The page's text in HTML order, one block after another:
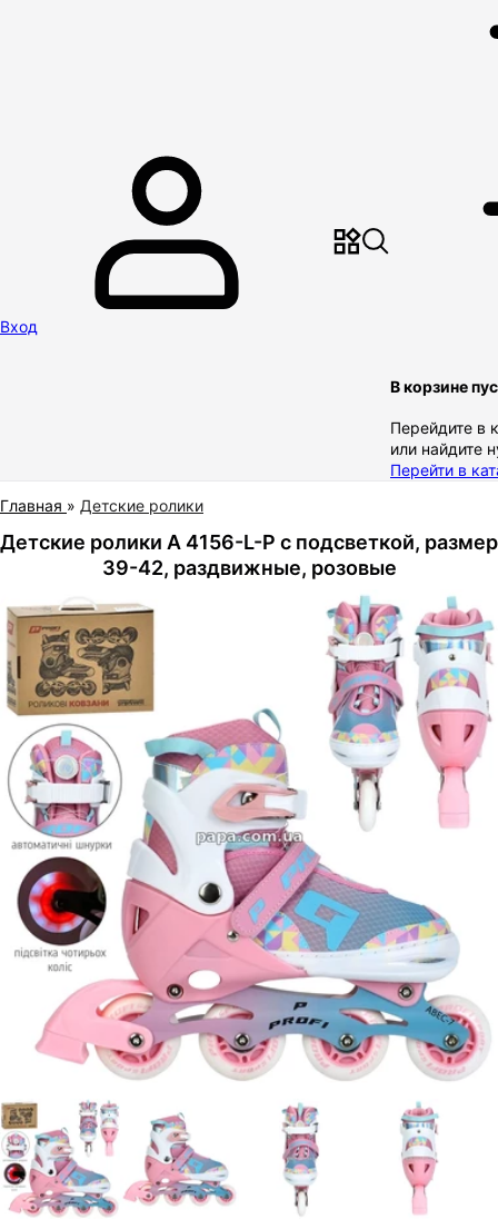
Вход
В корзине
Перейдите в
или найдите
Перейти в
Главная » Детские ролики
Детские ролики A 4156-L-P с подсветкой, размер
39-42, раздвижные, розовые